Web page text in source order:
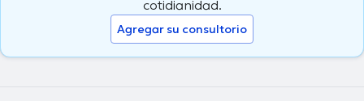
cotidianidad.
Agregar su consultorio